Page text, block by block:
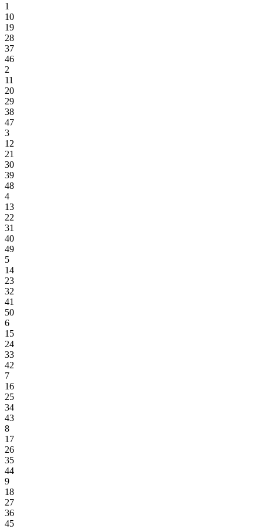
1
10
19
28
37
46
2
11
20
29
38
47
3
12
21
30
39
48
4
13
22
31
40
49
5
14
23
32
41
50
6
15
24
33
42
7
16
25
34
43
8
17
26
35
44
9
18
27
36
45